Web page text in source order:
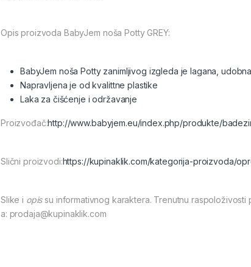
Opis proizvoda BabyJem noša Potty GREY:
BabyJem noša Potty zanimljivog izgleda je lagana,
Napravljena je od kvalittne plastike
Laka za čišćenje i održavanje
Proizvođač:http://www.babyjem.eu/index.php/produkte/
Slični proizvodi:https://kupinaklik.com/kategorija-proizvoda/
Slike i opissu informativnog karaktera. Trenutnu
a: prodaja@kupinaklik.com